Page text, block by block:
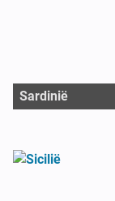
Sardinië